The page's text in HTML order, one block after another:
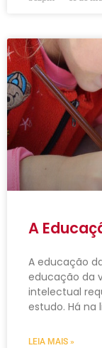
A
A educação
educação da
intelectual
estudo. Há na
LEIA MAIS »